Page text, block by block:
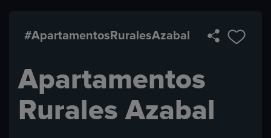
#ApartamentosRuralesAzabal
Apartamentos
Rurales Azabal